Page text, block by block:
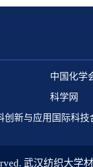
中国化学
科学网
创新与应用国际科技
武汉纺织大学